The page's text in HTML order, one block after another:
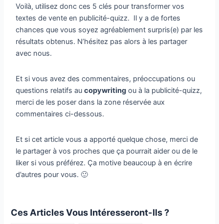
Voilà, utilisez donc ces 5 clés pour transformer vos
textes de vente en publicité-quizz. Il y a de fortes
chances que vous soyez agréablement surpris(e) par les
résultats obtenus. N’hésitez pas alors à les partager
avec nous.
Et si vous avez des commentaires, préoccupations ou
questions relatifs aucopywriting ou à la publicité-quizz,
merci de les poser dans la zone réservée aux
commentaires ci-dessous.
Et si cet article vous a apporté quelque chose, merci de
le partager à vos proches que ça pourrait aider ou de le
liker si vous préférez. Ça motive beaucoup à en écrire
d’autres pour vous. 🙂
Ces Articles Vous Intéresseront-Ils ?